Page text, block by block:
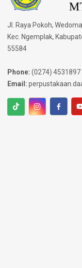
Jl. Raya Pokoh,
Kec. Ngemplak,
55584
Phone: (0274) 4531897
Email: